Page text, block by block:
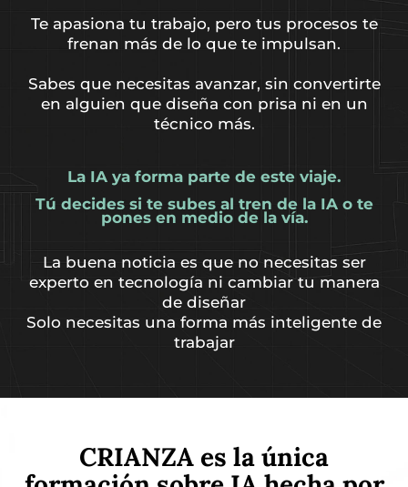
Te apasiona tu trabajo, pero tus procesos te
frenan más de lo que te impulsan.
Sabes que necesitas avanzar, sin convertirte
en alguien que diseña con prisa ni en un
técnico más.
La IA ya forma parte de este viaje.
Tú decides si te subes al tren de la IA o te
pones en medio de la vía.
La buena noticia es que no necesitas ser
experto en tecnología ni cambiar tu manera
de diseñar
Solo necesitas una forma más inteligente de
trabajar
CRIANZA es la única